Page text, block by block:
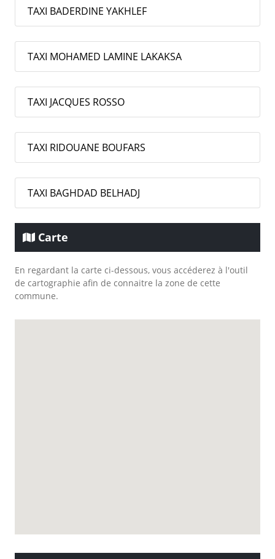
TAXI BADERDINE YAKHLEF
TAXI MOHAMED LAMINE LAKAKSA
TAXI JACQUES ROSSO
TAXI RIDOUANE BOUFARS
TAXI BAGHDAD BELHADJ
Carte
En regardant la carte ci-dessous, vous accéderez à l'outil
de cartographie afin de connaitre la zone de cette
commune.